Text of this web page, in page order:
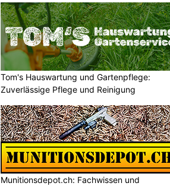
Tom's Hauswartung und Gartenpflege:
Zuverlässige Pflege und Reinigung
Munitionsdepot.ch: Fachwissen und